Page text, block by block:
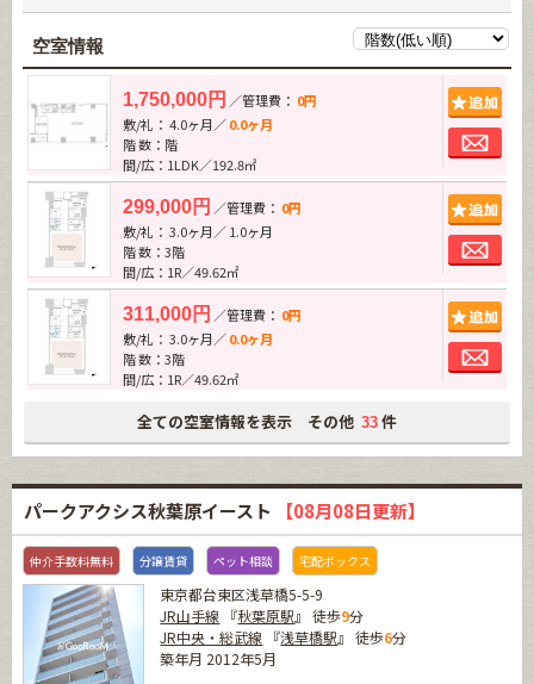
空室情報
1,750,000円 ／管理費： 0円
敷/礼： 4.0ヶ月／0.0ヶ月
階 数：階
間/広：1LDK／192.8㎡
299,000円 ／管理費： 0円
敷/礼： 3.0ヶ月／ 1.0ヶ月
階 数：3階
間/広：1R／49.62㎡
311,000円 ／管理費： 0円
敷/礼： 3.0ヶ月／0.0ヶ月
階 数：3階
間/広：1R／49.62㎡
全ての空室情報を表示 その他 33 件
パークアクシス秋葉原イースト 【08月08日更新】
仲介手数料無料 分譲賃貸 ペット相談 宅配ボックス
東京都台東区浅草橋5-5-9
JR山手線 『秋葉原駅』 徒歩9分
JR中央・総武線 『浅草橋駅』 徒歩6分
築年月 2012年5月